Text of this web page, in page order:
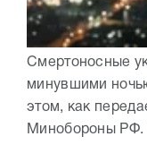
Смертоносные
минувшими
этом, как
Минобороны РФ.